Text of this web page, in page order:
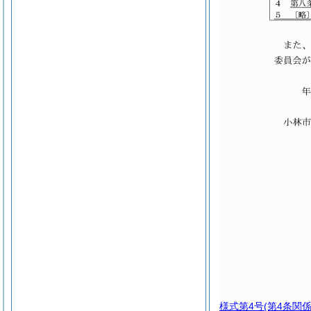
様式第4号(第4条関